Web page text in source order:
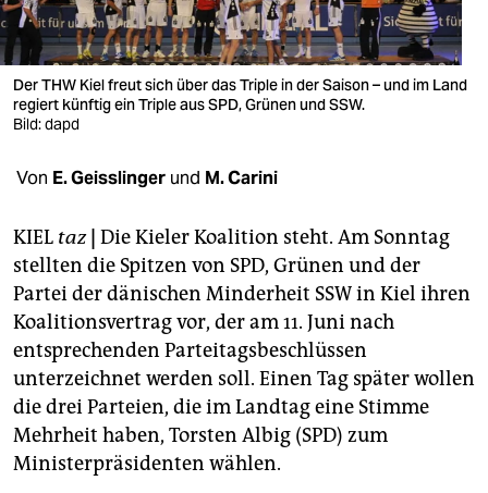
verlag
veranstaltungen
shop
fragen & hilfe
abo
genossenschaft
epaper login
Der THW Kiel freut sich über das Triple in der Saison – und im Land
regiert künftig ein Triple aus SPD, Grünen und SSW.
Bild: dapd
Von E. Geisslinger und M. Carini
KIEL taz Die Kieler Koalition steht. Am Sonntag
stellten die Spitzen von SPD, Grünen und der
Partei der dänischen Minderheit SSW in Kiel ihren
Koalitionsvertrag vor, der am 11. Juni nach
entsprechenden Parteitagsbeschlüssen
unterzeichnet werden soll. Einen Tag später wollen
die drei Parteien, die im Landtag eine Stimme
Mehrheit haben, Torsten Albig (SPD) zum
Ministerpräsidenten wählen.